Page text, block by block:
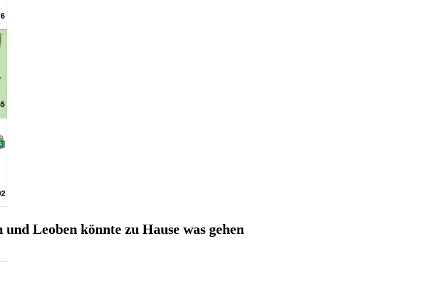
Leoben könnte zu Hause was gehen